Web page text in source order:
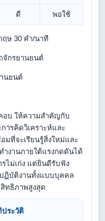
ดี พอใช้
ฤษ 30 คำ/นาที
จักรยานยนต์
นยนต์
อบ ให้ความสำคัญกับ
ารคิดวิเคราะห์และ
มที่จะเรียนรู้สิ่งใหม่และ
ำงานภายใต้แรงกดดันได้
ไม่เก่ง แต่ยินดีรับฟัง
ฏิบัติงานทั้งแบบบุคคล
ทธิภาพสูงสุด
ประวัติ